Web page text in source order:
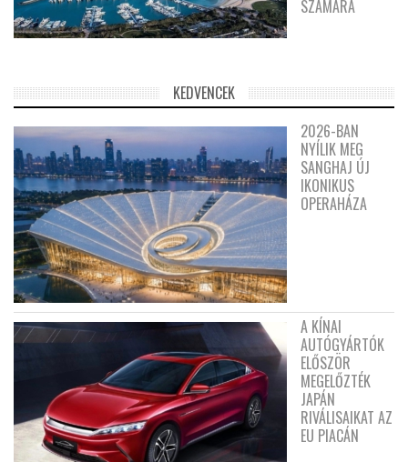
SZÁMÁRA
KEDVENCEK
2026-BAN
NYÍLIK MEG
SANGHAJ ÚJ
IKONIKUS
OPERAHÁZA
A KÍNAI
AUTÓGYÁRTÓK
ELŐSZÖR
MEGELŐZTÉK
JAPÁN
RIVÁLISAIKAT AZ
EU PIACÁN